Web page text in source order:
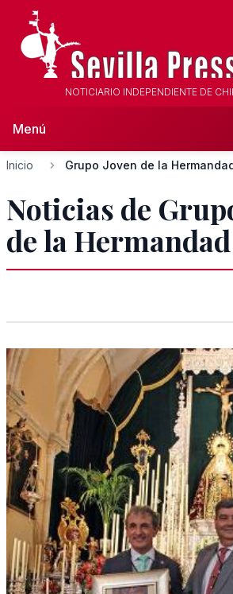
NOTICIARIO INDEPENDIENTE DE
Menú
Inicio Grupo Joven de la
Noticias de
de la Hermandad